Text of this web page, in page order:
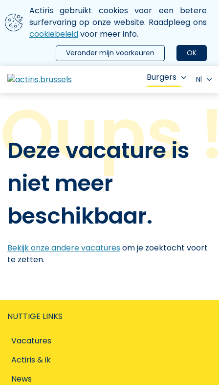
Aller au contenu principal
We gebruiken cookies
Actiris gebruikt cookies voor een betere
surfervaring op onze website. Raadpleeg ons
cookiebeleidvoor meer info.
OK
Verander mijn voorkeuren
le menu
Burgers Nl
Deze vacature is
niet meer
beschikbaar.
Bekijk onze andere vacaturesom je zoektocht voort
te zetten.
NUTTIGE LINKS
Vacatures
Actiris & ik
News